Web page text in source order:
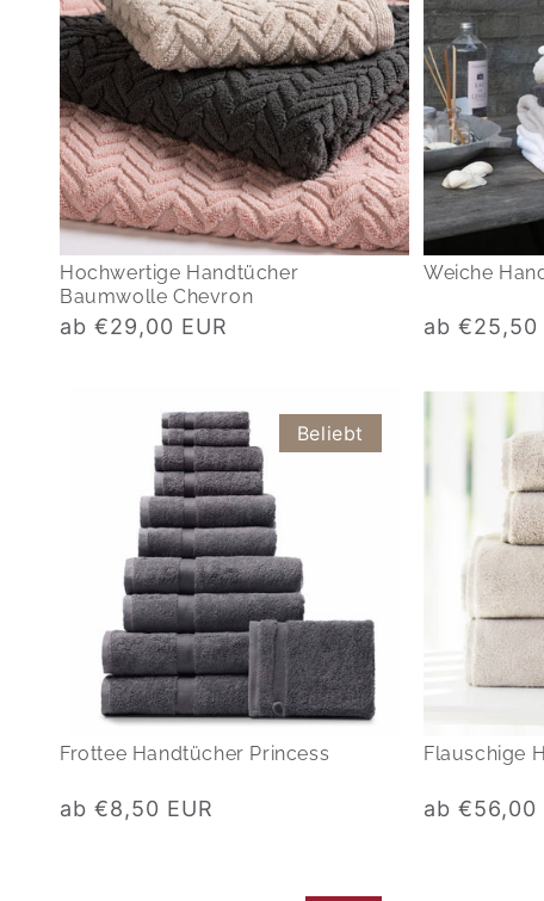
Hochwertige Handtücher
Baumwolle Chevron
Normaler
ab €29,00 EUR
Weiche
Normaler
ab €25,50
Frottee Handtücher Princess
Normaler
ab €8,50 EUR
Beliebt
Flauschige
Normaler
ab €56,00